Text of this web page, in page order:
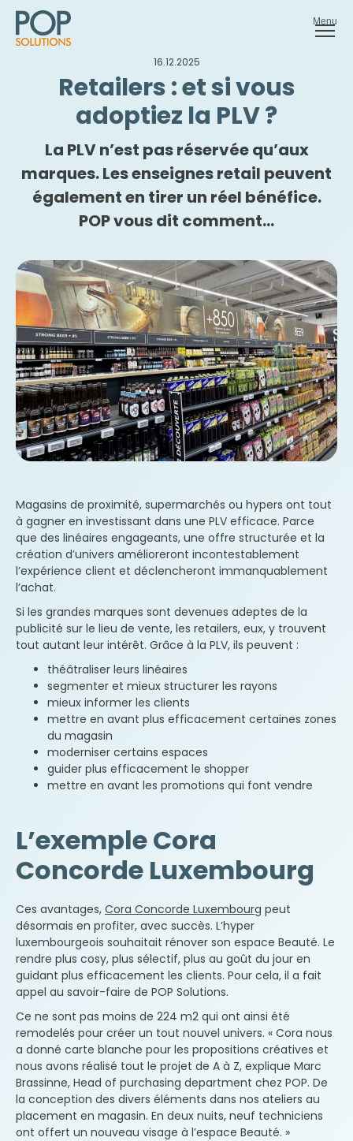
Menu
16.12.2025
Retailers : et si vous
adoptiez la PLV ?
La PLV n’est pas réservée qu’aux
marques. Les enseignes retail peuvent
également en tirer un réel bénéfice.
POP vous dit comment…
Magasins de proximité, supermarchés ou hypers ont tout
à gagner en investissant dans une PLV efficace. Parce
que des linéaires engageants, une offre structurée et la
création d’univers amélioreront incontestablement
l’expérience client et déclencheront immanquablement
l’achat.
Si les grandes marques sont devenues adeptes de la
publicité sur le lieu de vente, les retailers, eux, y trouvent
tout autant leur intérêt. Grâce à la PLV, ils peuvent :
théâtraliser leurs linéaires
segmenter et mieux structurer les rayons
mieux informer les clients
mettre en avant plus efficacement certaines zones
du magasin
moderniser certains espaces
guider plus efficacement le shopper
mettre en avant les promotions qui font vendre
L’exemple Cora
Concorde Luxembourg
Ces avantages, Cora Concorde Luxembourg peut
désormais en profiter, avec succès. L’hyper
luxembourgeois souhaitait rénover son espace Beauté. Le
rendre plus cosy, plus sélectif, plus au goût du jour en
guidant plus efficacement les clients. Pour cela, il a fait
appel au savoir-faire de POP Solutions.
Ce ne sont pas moins de 224 m2 qui ont ainsi été
remodelés pour créer un tout nouvel univers. « Cora nous
a donné carte blanche pour les propositions créatives et
nous avons réalisé tout le projet de A à Z, explique Marc
Brassinne, Head of purchasing department chez POP. De
la conception des divers éléments dans nos ateliers au
placement en magasin. En deux nuits, neuf techniciens
ont offert un nouveau visage à l’espace Beauté. »
Téléchargez notre
brochure Brands &
Retail
inspirer par nos réalisations brands & retail !
Nom
Prénom
E-mail
Nom de l’entreprise
Belgique
Nous collectons vos données afin de gérer votre
demande. Nous utilisons également votre e-mail
pour vous adresser des informations concernant
des produits & services analogues à ceux que
vous demandez. Si vous ne souhaitez pas
recevoir de telles sollicitations, cochez la case ci-
dessous :
Je m’oppose à ce que POP Solutions me
propose par e-mail des produits &
Envoyer